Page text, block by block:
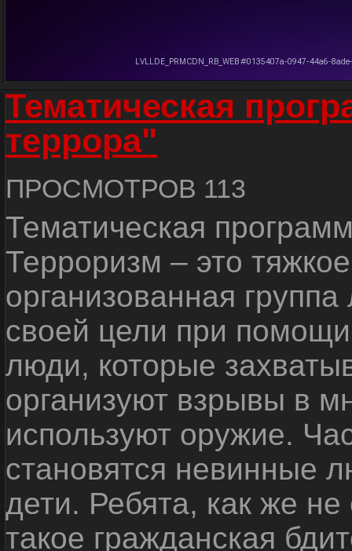
Тематическая
террора"
ПРОСМОТРОВ 113
Тематическая
Терроризм – это
организованная
своей цели при
люди, которые
организуют взрывы в
используют оружие.
становятся невинные
дети. Ребята, как же не
такое гражданская